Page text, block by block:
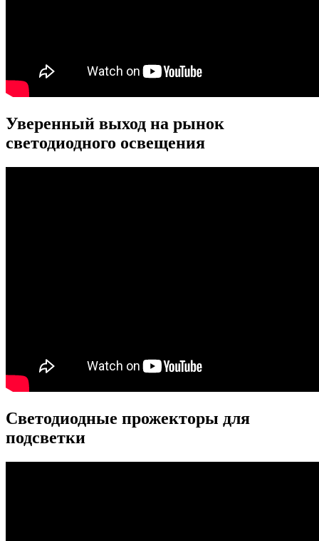
Уверенный выход на рынок
светодиодного освещения
Светодиодные прожекторы для
подсветки